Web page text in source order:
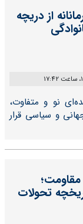
از دریچه
نو و متفاوت،
و سیاسی قرار
مقاومت؛
تحولات